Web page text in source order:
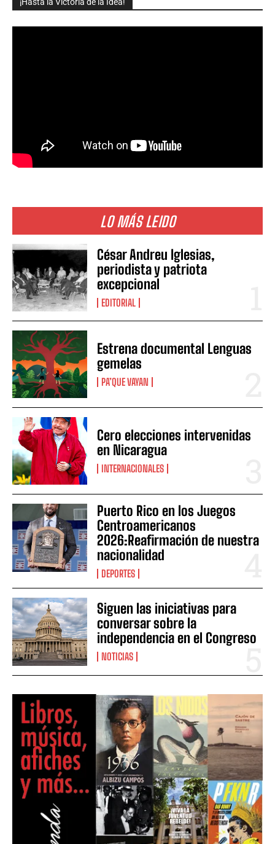
¡Hasta la Victoria de la Idea!
LO MÁS LEIDO
César Andreu Iglesias,
periodista y patriota
excepcional
EDITORIAL
Estrena documental Lenguas
gemelas
PA’QUE VAYAN
Cero elecciones intervenidas
en Nicaragua
INTERNACIONALES
Puerto Rico en los Juegos
Centroamericanos
2026:Reafirmación de nuestra
nacionalidad
DEPORTES
Siguen las iniciativas para
conversar sobre la
independencia en el Congreso
NOTICIAS